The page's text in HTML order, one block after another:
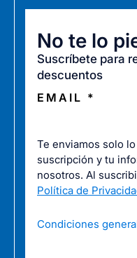
No te lo
Suscríbete para
descuentos
EMAIL *
Te enviamos solo
suscripción y tu
nosotros. Al
Política de
Condiciones